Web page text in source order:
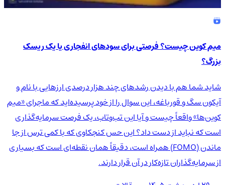
میم کوین چیست؟ فرصتی برای سودهای انفجاری یا یک ریسک
بزرگ؟
شاید شما هم با دیدن رشدهای چند هزار درصدی ارزهایی با نام و
آیکون سگ و قورباغه، این سوال را از خود پرسیده‌اید که ماجرای «میم
کوین‌ها» واقعاً چیست و آیا این تب‌وتاب، یک فرصت سرمایه‌گذاری
است که نباید از دست داد؟ این حس کنجکاوی که با کمی ترس از جا
ماندن (FOMO) همراه است، دقیقاً همان نقطه‌ای است که بسیاری
از سرمایه‌گذاران تازه‌کار در آن قرار دارند.